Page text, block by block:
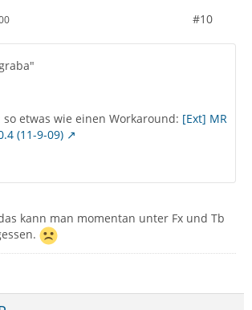
#10
etwas wie einen Workaround: [Ext] MR
(11-9-09)
kann man momentan unter Fx und Tb